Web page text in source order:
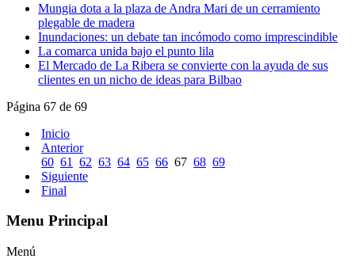
Mungia dota a la plaza de Andra Mari de un cerramiento
plegable de madera
Inundaciones: un debate tan incómodo como imprescindible
La comarca unida bajo el punto lila
El Mercado de La Ribera se convierte con la ayuda de sus
clientes en un nicho de ideas para Bilbao
Página 67 de 69
Inicio
Anterior
60 61 62 63 64 65 66 67 68 69
Siguiente
Final
Menu Principal
Menú